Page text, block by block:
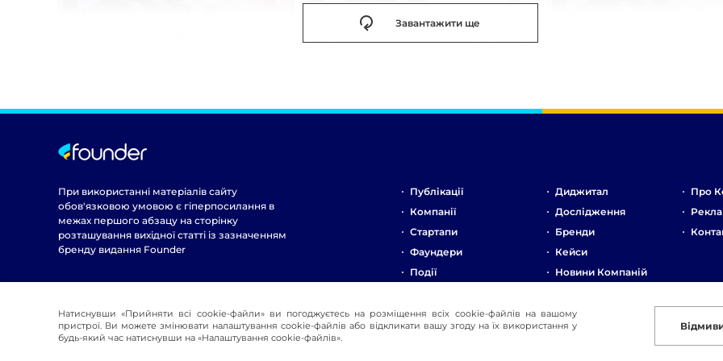
Завантажити ще
При використанні матеріалів сайту
обов'язковою умовою є гіперпосилання в
межах першого абзацу на сторінку
розташування вихідної статті із зазначенням
бренду видання Founder
Публікації
Компанії
Стартапи
Фаундери
Події
Диджитал
Дослідження
Бренди
Кейси
Новини Компаній
Стартапи
Про
© 2016-2026 Founder
Натиснувши «Прийняти всі cookie-файли» ви погоджуєтесь на розміщення всіх cookie-файлів на вашому
пристрої. Ви можете змінювати налаштування cookie-файлів або відкликати вашу згоду на їх використання у
будь-який час натиснувши на «Налаштування cookie-файлів».